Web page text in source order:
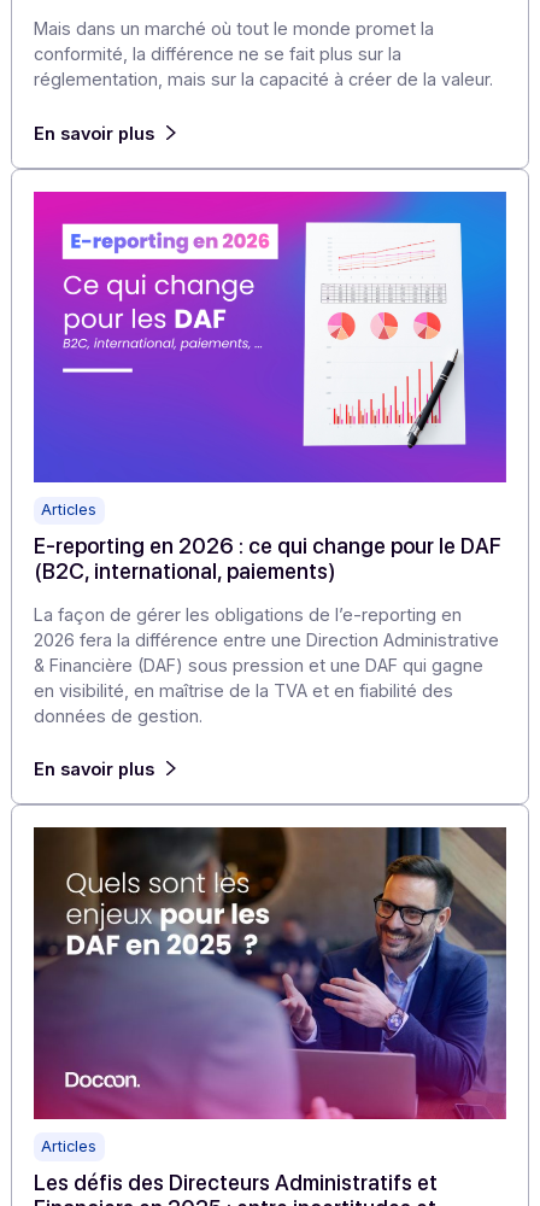
Articles
Monétiser la facturation électronique : le vrai
sujet des éditeurs et des DAF
Mais dans un marché où tout le monde promet la
conformité, la différence ne se fait plus sur la
réglementation, mais sur la capacité à créer de la
En savoir plus
E-reporting en 2026 : ce qui change pour le
(B2C, international, paiements)
La façon de gérer les obligations de l’e-reporting en
2026 fera la différence entre une Direction
& Financière (DAF) sous pression et une DAF qui gagne
en visibilité, en maîtrise de la TVA et en fiabilité des
données de gestion.